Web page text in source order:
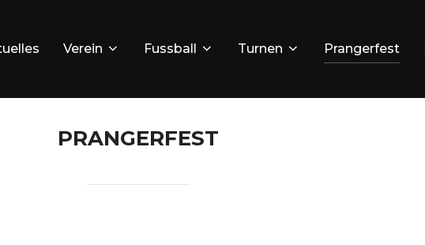
Verein Fussball Turnen Prangerfest
PRANGERFEST